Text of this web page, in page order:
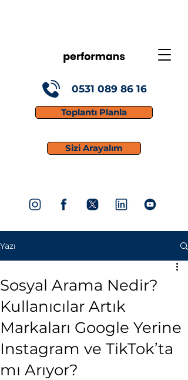
Toplantı Planla
Sizi Arayalım
0531 089 86 16
Yazı
Sosyal Arama Nedir?
Kullanıcılar Artık
Markaları Google Yerine
Instagram ve TikTok’ta
mı Arıyor?